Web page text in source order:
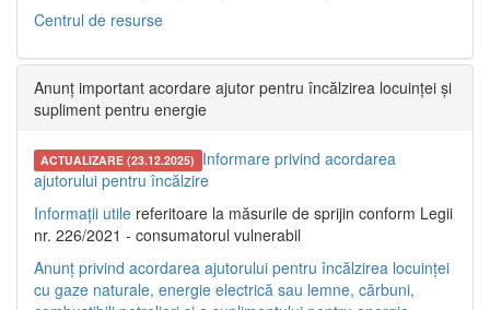
Centrul de resurse
Anunț important acordare ajutor pentru încălzirea locuinței și
supliment pentru energie
ACTUALIZARE (23.12.2025) Informare privind acordarea
ajutorului pentru încălzire
Informații utile referitoare la măsurile de sprijin conform Legii
nr. 226/2021 - consumatorul vulnerabil
Anunț privind acordarea ajutorului pentru încălzirea locuinței
cu gaze naturale, energie electrică sau lemne, cărbuni,